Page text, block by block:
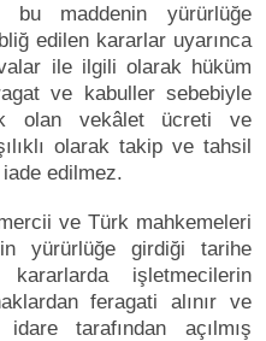
bu maddenin yürürlüğe
edilen kararlar uyarınca
ile ilgili olarak hüküm
ve kabuller sebebiyle
olan vekâlet ücreti ve
olarak takip ve tahsil
edilmez.
ve Türk mahkemeleri
yürürlüğe girdiği tarihe
işletmecilerin
feragati alınır ve
tarafından açılmış